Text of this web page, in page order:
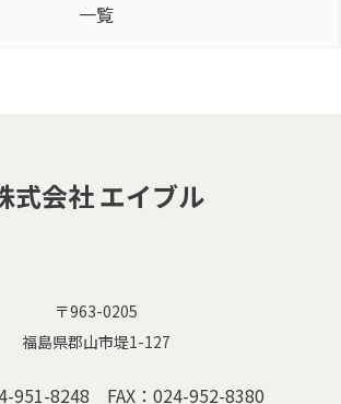
一覧
式会社 エイブル
〒963-0205
福島県郡山市堤1-127
951-8248 FAX：024-952-8380